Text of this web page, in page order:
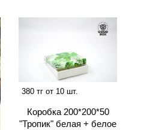
380 тг от 10 шт.
Коробка 200*200*50
"Тропик" белая + белое